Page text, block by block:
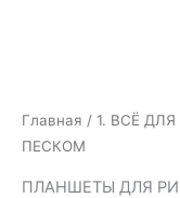
Главная / 1. ВСЁ
ПЕСКОМ
ПЛАНШЕТЫ ДЛЯ